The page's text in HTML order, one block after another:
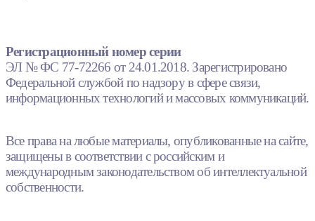
Регистрационный номер серии
ЭЛ № ФС 77-72266 от 24.01.2018. Зарегистрировано
Федеральной службой по надзору в сфере связи,
информационных технологий и массовых коммуникаций.
Все права на любые материалы, опубликованные на сайте,
защищены в соответствии с российским и
международным законодательством об интеллектуальной
собственности.